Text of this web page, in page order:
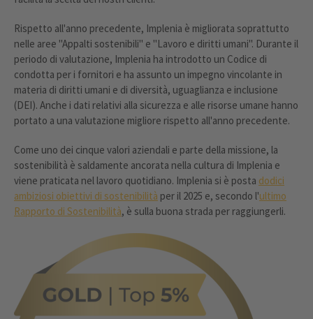
Rispetto all'anno precedente, Implenia è migliorata soprattutto
nelle aree "Appalti sostenibili" e "Lavoro e diritti umani". Durante il
periodo di valutazione, Implenia ha introdotto un Codice di
condotta per i fornitori e ha assunto un impegno vincolante in
materia di diritti umani e di diversità, uguaglianza e inclusione
(DEI). Anche i dati relativi alla sicurezza e alle risorse umane hanno
portato a una valutazione migliore rispetto all'anno precedente.
Come uno dei cinque valori aziendali e parte della missione, la
sostenibilità è saldamente ancorata nella cultura di Implenia e
viene praticata nel lavoro quotidiano. Implenia si è posta dodici
ambiziosi obiettivi di sostenibilità per il 2025 e, secondo l'ultimo
Rapporto di Sostenibilità, è sulla buona strada per raggiungerli.